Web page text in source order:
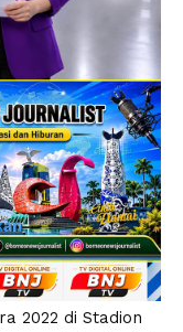
2022 di Stadion